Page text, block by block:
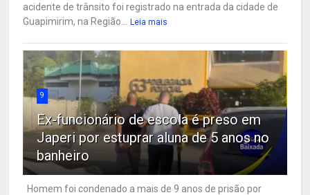
acidente de trânsito foi registrado na entrada da cidade de
Guapimirim, na Região...
Leia mais
9
Ex-funcionário de escola é preso em
Japeri por estuprar aluna de 5 anos no
banheiro
Homem foi condenado a mais de 9 anos de prisão por